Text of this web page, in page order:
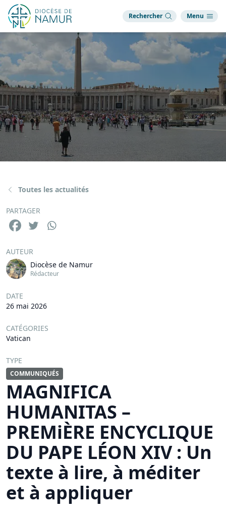
Rechercher Menu
Toutes les actualités
PARTAGER
AUTEUR
Diocèse de Namur
Rédacteur
DATE
26 mai 2026
CATÉGORIES
Vatican
TYPE
COMMUNIQUÉS
MAGNIFICA
HUMANITAS –
PREMiÈRE ENCYCLIQUE
DU PAPE LÉON XIV : Un
texte à lire, à méditer
et à appliquer